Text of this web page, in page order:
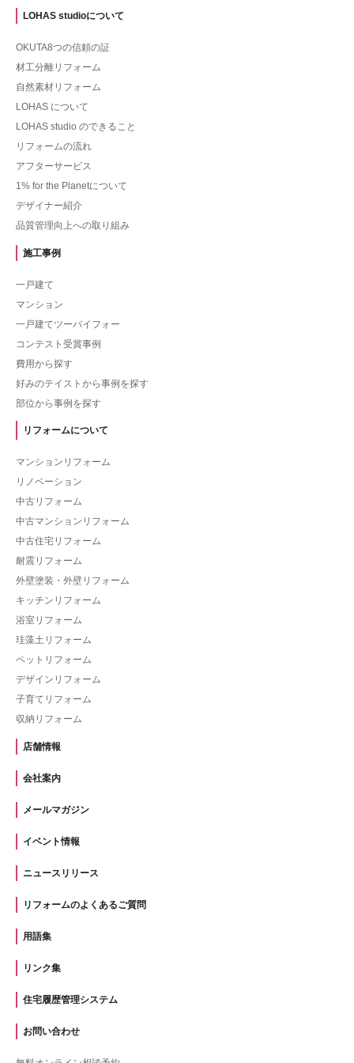
LOHAS studioについて
OKUTA8つの信頼の証
材工分離リフォーム
自然素材リフォーム
LOHAS について
LOHAS studio のできること
リフォームの流れ
アフターサービス
1% for the Planetについて
デザイナー紹介
品質管理向上への取り組み
施工事例
一戸建て
マンション
一戸建てツーバイフォー
コンテスト受賞事例
費用から探す
好みのテイストから事例を探す
部位から事例を探す
リフォームについて
マンションリフォーム
リノベーション
中古リフォーム
中古マンションリフォーム
中古住宅リフォーム
耐震リフォーム
外壁塗装・外壁リフォーム
キッチンリフォーム
浴室リフォーム
珪藻土リフォーム
ペットリフォーム
デザインリフォーム
子育てリフォーム
収納リフォーム
店舗情報
会社案内
メールマガジン
イベント情報
ニュースリリース
リフォームのよくあるご質問
用語集
リンク集
住宅履歴管理システム
お問い合わせ